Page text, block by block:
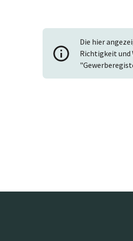
Die hier
Richtigkeit und